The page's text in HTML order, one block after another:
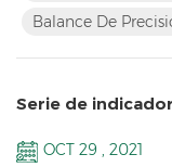
de hasta 99 piezas,
claras de acum...
Balance De
Serie de
OCT 29 , 2021